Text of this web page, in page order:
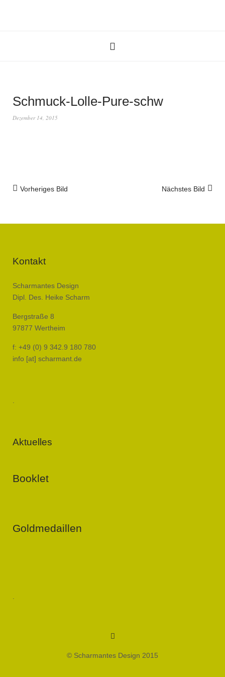
Schmuck-Lolle-Pure-schw
Dezember 14, 2015
Nächstes Bild
Vorheriges Bild
Kontakt
Scharmantes Design
Dipl. Des. Heike Scharm
Bergstraße 8
97877 Wertheim
f: +49 (0) 9 342.9 180 780
info [at] scharmant.de
Aktuelles
Booklet
Goldmedaillen
Menüeintrag
© Scharmantes Design 2015